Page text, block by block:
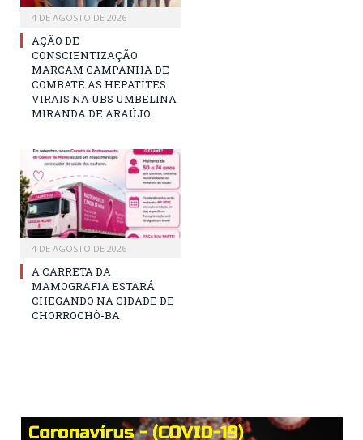
4 DE AGOSTO DE 2026
AÇÃO DE
CONSCIENTIZAÇÃO
MARCAM CAMPANHA DE
COMBATE AS HEPATITES
VIRAIS NA UBS UMBELINA
MIRANDA DE ARAÚJO.
4 DE AGOSTO DE 2026
A CARRETA DA
MAMOGRAFIA ESTARÁ
CHEGANDO NA CIDADE DE
CHORROCHÓ-BA